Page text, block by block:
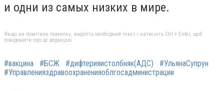
и одни из самых низких в мире.
Якщо ви помітили помилку, виділіть необхідний текст і натисніть Ctrl + Enter, щоб
повідомити про це редакцію
#вакцина #БСЖ #дифтерияистолбняк(АДС)
#УльянаСупрун
#Управленияздравоохраненияоблгосадминистрации